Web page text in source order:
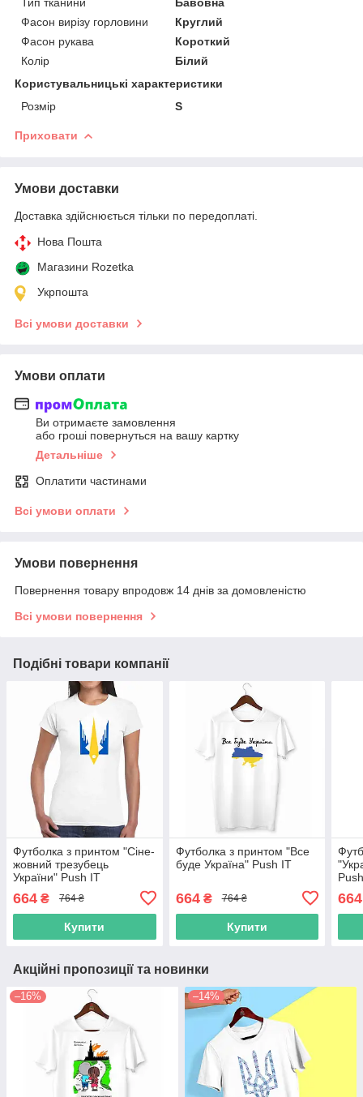
Фасон вирізу горловини
Круглий
Фасон рукава
Короткий
Колір
Білий
Користувальницькі характеристики
Розмір
S
Приховати
Умови доставки
Доставка здійснюється тільки по передоплаті.
Нова Пошта
Магазини Rozetka
Укрпошта
Всі умови доставки
Умови оплати
Ви отримаєте замовлення
або гроші повернуться на вашу картку
Детальніше
Оплатити частинами
Всі умови оплати
Умови повернення
Повернення товару впродовж 14 днів за домовленістю
Всі умови повернення
Подібні товари компанії
Футболка з принтом "Сіне-
жовний трезубець
України" Push IT
664 ₴ 764 ₴
Купити
Футболка з принтом "Все
буде Україна" Push IT
664₴ 764 ₴
Купити
664
Акційні пропозиції та новинки
–16% –14%